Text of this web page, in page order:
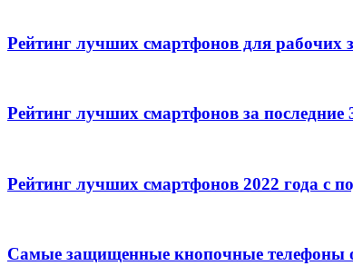
Рейтинг лучших смартфонов для рабочих
Рейтинг лучших смартфонов за последние
Рейтинг лучших смартфонов 2022 года с
Самые защищенные кнопочные телефоны